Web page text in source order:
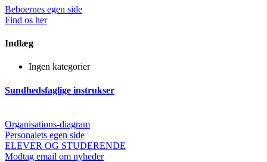
Beboernes egen side
Find os her
Indlæg
Ingen kategorier
Sundhedsfaglige instrukser
Organisations-diagram
Personalets egen side
ELEVER OG STUDERENDE
Modtag email om nyheder